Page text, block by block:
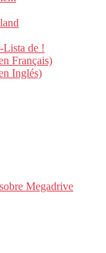
Lista de !
Français)
Inglés)
Megadrive